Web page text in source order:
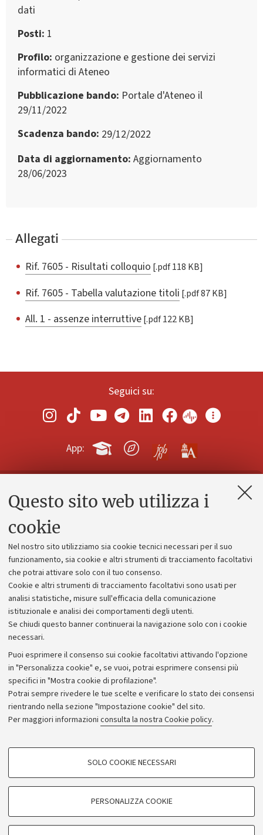
Questo sito web utilizza i
cookie
Nel nostro sito utilizziamo sia cookie tecnici necessari per il suo
funzionamento, sia cookie e altri strumenti di tracciamento facoltativi
che potrai attivare solo con il tuo consenso.
Cookie e altri strumenti di tracciamento facoltativi sono usati per
analisi statistiche, misure sull'efficacia della comunicazione
istituzionale e analisi dei comportamenti degli utenti.
Se chiudi questo banner continuerai la navigazione solo con i cookie
necessari.
Puoi esprimere il consenso sui cookie facoltativi attivando l'opzione
in "Personalizza cookie" e, se vuoi, potrai esprimere consensi più
specifici in "Mostra cookie di profilazione".
Potrai sempre rivedere le tue scelte e verificare lo stato dei consensi
rientrando nella sezione "Impostazione cookie" del sito.
Per maggiori informazioni consulta la nostra Cookie policy.
COOKIE DI PROFILAZIONE - FACOLTATIVI
SOLO COOKIE NECESSARI
PERSONALIZZA COOKIE
dati
Posti 1
Profilo organizzazione e gestione dei servizi
informatici di Ateneo
Pubblicazione bando Portale d'Ateneo il
29/11/2022
Scadenza bando 29/12/2022
Data di aggiornamento Aggiornamento
28/06/2023
Allegati
Rif. 7605 - Risultati colloquio [.pdf 118 KB]
Rif. 7605 - Tabella valutazione titoli [.pdf 87 KB]
All. 1 - assenze interruttive[.pdf 122 KB]
Seguici su:
App:
Contatti e PEC
Alumni community
Piano strategico
Bilanci
Donazioni e 5x1000
Bandi, gare e concorsi
Albo online
Amministrazione trasparente
Atti di notifica
Informazioni sul sito e accessibilità
Dichiarazione di accessibilità
Privacy e note legali
Impostazioni Cookie
©Copyright 2026 - ALMA MATER STUDIORUM - Università di